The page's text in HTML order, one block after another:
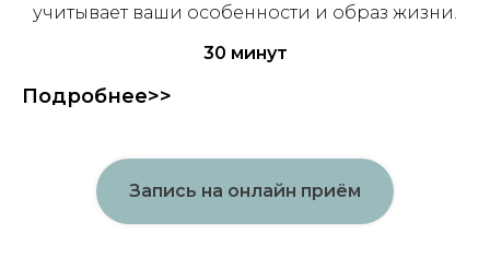
учитывает ваши особенности и образ жизни.
30 минут
Подробнее>>
Запись на онлайн приём